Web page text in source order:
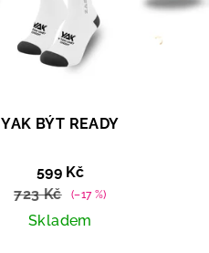
YAK BÝT READY
599 Kč
723 Kč
(–17 %)
Skladem